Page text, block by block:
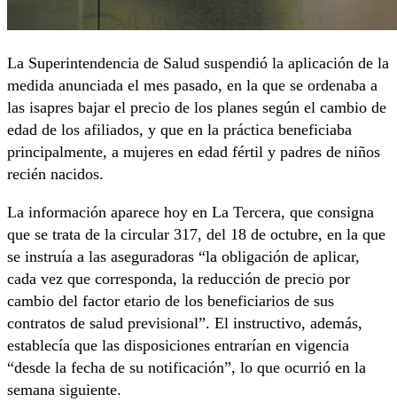
La Superintendencia de Salud suspendió la aplicación de la
medida anunciada el mes pasado, en la que se ordenaba a
las isapres bajar el precio de los planes según el cambio de
edad de los afiliados, y que en la práctica beneficiaba
principalmente, a mujeres en edad fértil y padres de niños
recién nacidos.
La información aparece hoy en La Tercera, que consigna
que se trata de la circular 317, del 18 de octubre, en la que
se instruía a las aseguradoras “la obligación de aplicar,
cada vez que corresponda, la reducción de precio por
cambio del factor etario de los beneficiarios de sus
contratos de salud previsional”. El instructivo, además,
establecía que las disposiciones entrarían en vigencia
“desde la fecha de su notificación”, lo que ocurrió en la
semana siguiente.